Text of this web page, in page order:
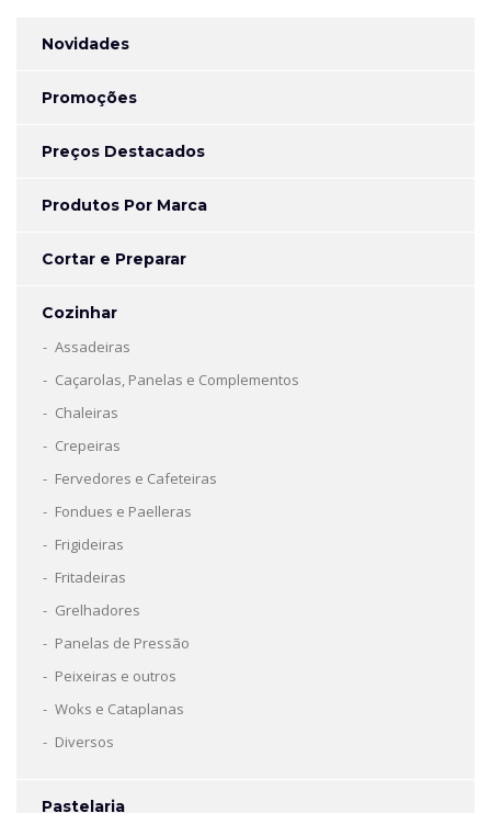
Novidades
Promoções
Preços Destacados
Produtos Por Marca
Cortar e Preparar
Cozinhar
Assadeiras
Caçarolas, Panelas e Complementos
Chaleiras
Crepeiras
Fervedores e Cafeteiras
Fondues e Paelleras
Frigideiras
Fritadeiras
Grelhadores
Panelas de Pressão
Peixeiras e outros
Woks e Cataplanas
Diversos
Pastelaria